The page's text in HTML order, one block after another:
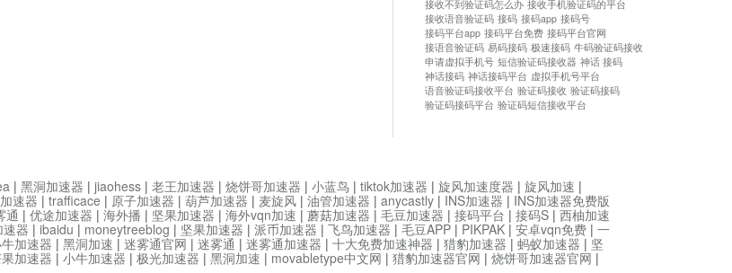
接收不到验证码怎么办 接收手机验证码的平台
接收语音验证码 接码 接码app 接码号
接码平台app 接码平台免费 接码平台官网
接语音验证码 易码接码 极速接码 牛码验证码接收
申请虚拟手机号 短信验证码接收器 神话 接码
神话接码 神话接码平台 虚拟手机号平台
语音验证码接收平台 验证码接收 验证码接码
验证码接码平台 验证码短信接收平台
| 黑洞加速器 | jiaohess | 老王加速器 | 烧饼哥加速器 | 小蓝鸟 | tiktok加速器 | 旋风加速度器 | 旋风加速 |
速器 | trafficace | 原子加速器 | 葫芦加速器 | 麦旋风 | 油管加速器 | anycastly | INS加速器 | INS加速器免费版
通 | 优途加速器 | 海外播 | 坚果加速器 | 海外vqn加速 | 蘑菇加速器 | 毛豆加速器 | 接码平台 | 接码S | 西柚加速
器 | ibaidu | moneytreeblog | 坚果加速器 | 派币加速器 | 飞鸟加速器 | 毛豆APP | PIKPAK | 安卓vqn免费 | 一
加速器 | 黑洞加速 | 迷雾通官网 | 迷雾通 | 迷雾通加速器 | 十大免费加速神器 | 猎豹加速器 | 蚂蚁加速器 | 坚
加速器 | 小牛加速器 | 极光加速器 | 黑洞加速 | movabletype中文网 | 猎豹加速器官网 | 烧饼哥加速器官网 |